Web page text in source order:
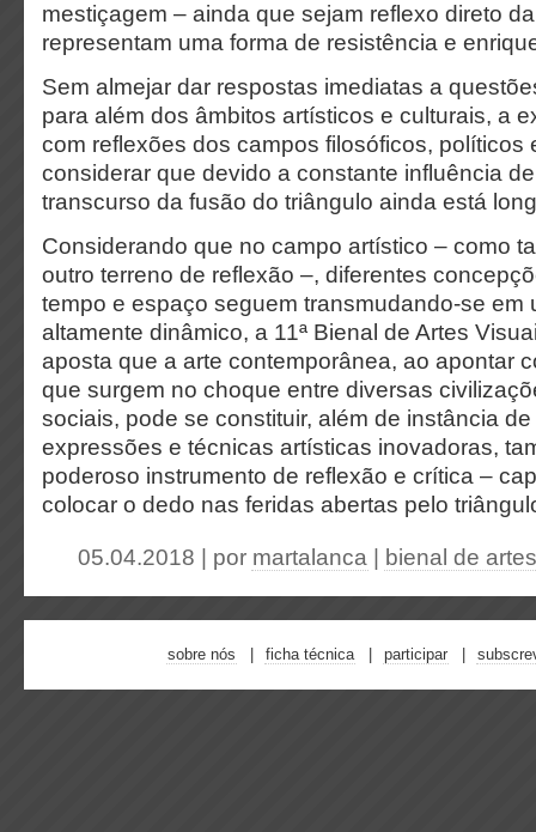
mestiçagem – ainda que sejam reflexo direto
representam uma forma de resistência e
Sem almejar dar respostas imediatas a
para além dos âmbitos artísticos e culturais, a
com reflexões dos campos filosóficos, políticos
considerar que devido a constante influência
transcurso da fusão do triângulo ainda está
Considerando que no campo artístico – como
outro terreno de reflexão –, diferentes
tempo e espaço seguem transmudando-se em
altamente dinâmico, a 11ª Bienal de Artes
aposta que a arte contemporânea, ao apontar
que surgem no choque entre diversas
sociais, pode se constituir, além de instância
expressões e técnicas artísticas inovadoras,
poderoso instrumento de reflexão e crítica –
colocar o dedo nas feridas abertas pelo
05.04.2018 | por martalanca bienal de
sobre nós ficha técnica participar